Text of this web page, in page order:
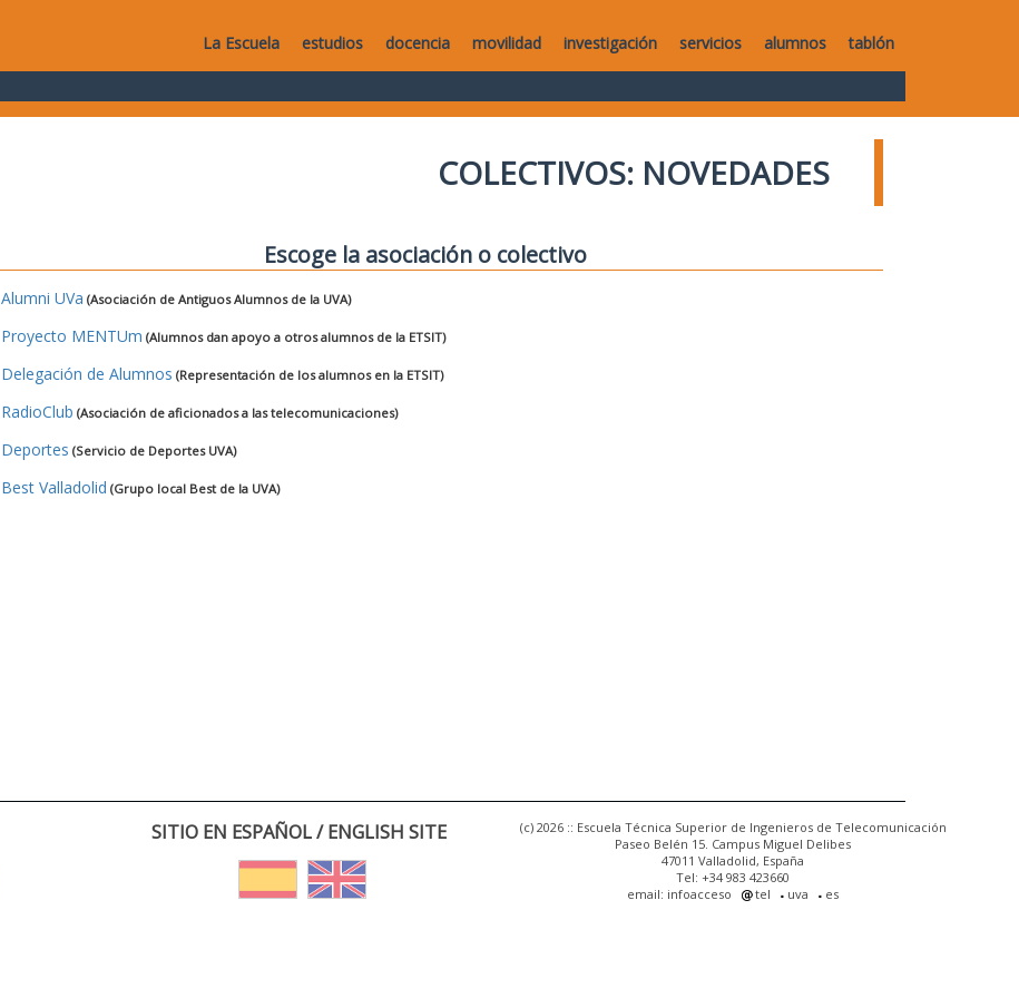
La Escuela estudios docencia movilidad investigación servicios alumnos tablón
COLECTIVOS: NOVEDADES
Escoge la asociación o colectivo
Alumni UVa (Asociación de Antiguos Alumnos de la UVA)
Proyecto MENTUm (Alumnos dan apoyo a otros alumnos de la ETSIT)
Delegación de Alumnos (Representación de los alumnos en la ETSIT)
RadioClub (Asociación de aficionados a las telecomunicaciones)
Deportes (Servicio de Deportes UVA)
Best Valladolid (Grupo local Best de la UVA)
SITIO EN ESPAÑOL / ENGLISH SITE
(c) 2026 :: Escuela Técnica Superior de Ingenieros de Telecomunicación
Paseo Belén 15. Campus Miguel Delibes
47011 Valladolid, España
Tel: +34 983 423660
email: infoacceso
tel uva es